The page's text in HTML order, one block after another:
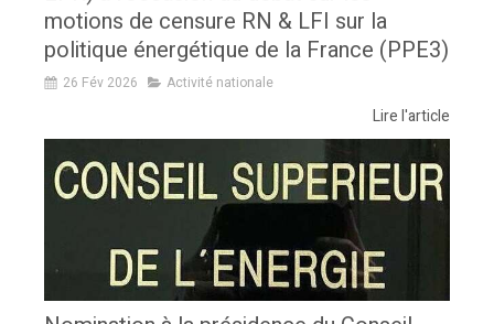
motions de censure RN & LFI sur la
politique énergétique de la France (PPE3)
26 Fév 2026 Activité nationale
Lire l'article